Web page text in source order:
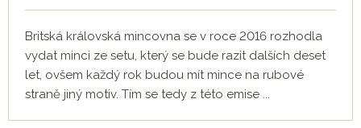
Britská královská mincovna se v roce 2016 rozhodla
vydat minci ze setu, který se bude razit dalších deset
let, ovšem každý rok budou mít mince na rubové
straně jiný motiv. Tím se tedy z této emise ...